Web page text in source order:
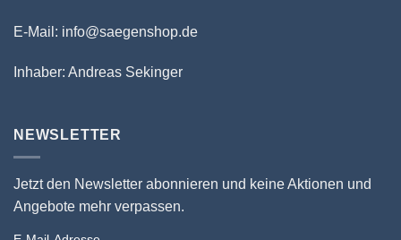
E-Mail: info@saegenshop.de
Inhaber: Andreas Sekinger
NEWSLETTER
Jetzt den Newsletter abonnieren und keine Aktionen und
Angebote mehr verpassen.